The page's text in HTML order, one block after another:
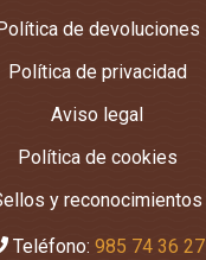
de devoluciones
Política de privacidad
Aviso legal
Política de cookies
y reconocimientos
Teléfono: 985 74 36 27